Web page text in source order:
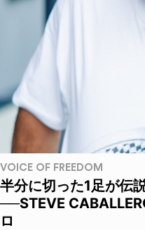
VOICE OF FREEDOM
半分に切った1足が伝
──STEVE
ロ